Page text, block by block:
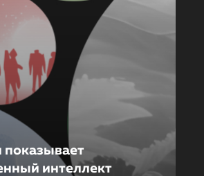
показывает
интеллект